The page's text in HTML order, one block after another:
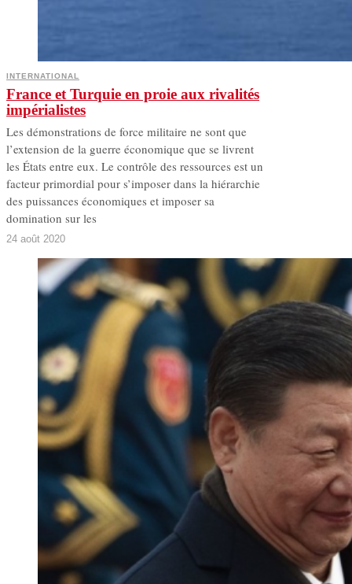
INTERNATIONAL
France et Turquie en proie aux rivalités
impérialistes
Les démonstrations de force militaire ne sont que
l’extension de la guerre économique que se livrent
les États entre eux. Le contrôle des ressources est un
facteur primordial pour s’imposer dans la hiérarchie
des puissances économiques et imposer sa
domination sur les
24 août 2020